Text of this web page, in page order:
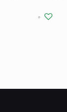
0